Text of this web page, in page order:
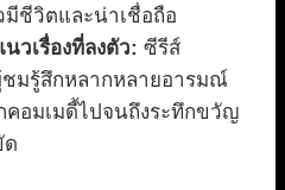
มีชีวิตและน่าเชื่อถือ
วเรื่องที่ลงตัว: ซีรีส์
ชมรู้สึกหลากหลายอารมณ์
คอมเมดี้ไปจนถึงระทึกขวัญ
ด